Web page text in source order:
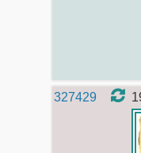
327429